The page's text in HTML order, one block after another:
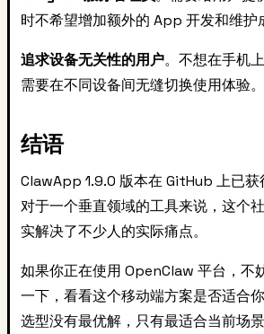
时不希望增加额外的 App 开发和维护
追求设备无关性的用户。不想在手机
需要在不同设备间无缝切换使用体验。
结语
ClawApp 1.9.0 版本在 GitHub 上已获
对于一个垂直领域的工具来说，这个
实解决了不少人的实际痛点。
如果你正在使用 OpenClaw 平台，不
一下，看看这个移动端方案是否适合
选型没有最优解，只有最适合当前场景